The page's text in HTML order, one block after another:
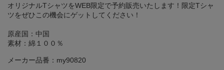
オリジナルTシャツをWEB限定で予約販売いたします！限定Tシャ
ツをぜひこの機会にゲットしてください！
原産国：中国
素材：綿１００％
メーカー品番：my90820